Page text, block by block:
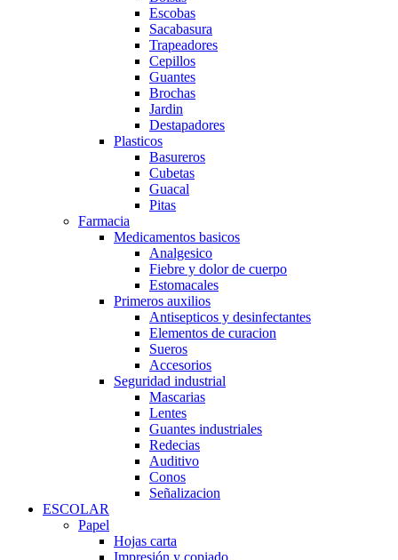
Escobas
Sacabasura
Trapeadores
Cepillos
Guantes
Brochas
Jardin
Destapadores
Plasticos
Basureros
Cubetas
Guacal
Pitas
Farmacia
Medicamentos basicos
Analgesico
Fiebre y dolor de cuerpo
Estomacales
Primeros auxilios
Antisepticos y desinfectantes
Elementos de curacion
Sueros
Accesorios
Seguridad industrial
Mascarias
Lentes
Guantes industriales
Redecias
Auditivo
Conos
Señalizacion
ESCOLAR
Papel
Hojas carta
Impresión y copiado